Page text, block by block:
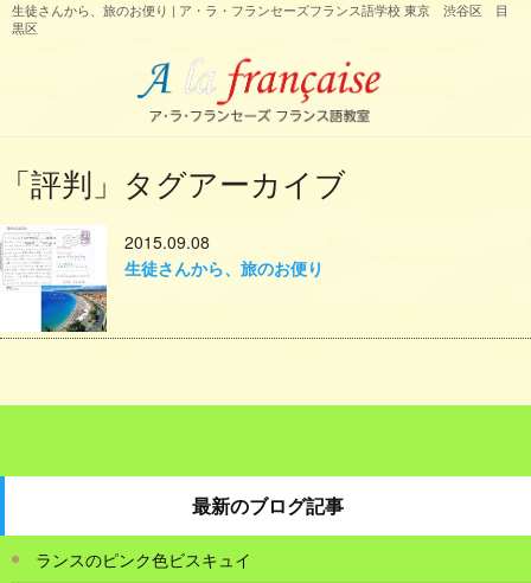
生徒さんから、旅のお便り | ア・ラ・フランセーズフランス語学校 東京 渋谷区 目
黒区
「評判 」タグアーカイブ
2015.09.08
生徒さんから、旅のお便り
最新のブログ記事
ランスのピンク色ビスキュイ